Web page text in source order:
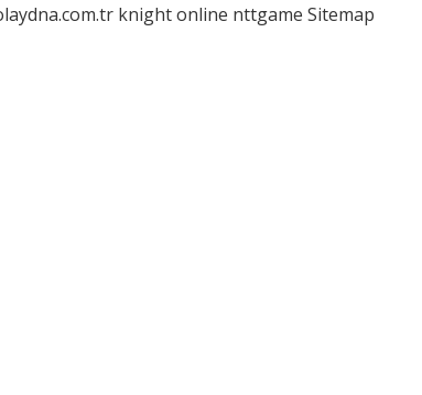
knight online nttgame Sitemap